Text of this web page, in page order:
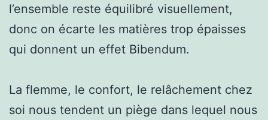
l’ensemble reste équilibré visuellement,
donc on écarte les matières trop épaisses
qui donnent un effet Bibendum.
La flemme, le confort, le relâchement chez
soi nous tendent un piège dans lequel nous